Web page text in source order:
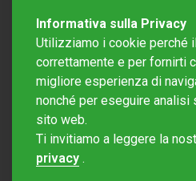
Editore
Informativa sulla Privacy
Utilizziamo i cookie perché
correttamente e per fornirti
migliore esperienza di
nonché per eseguire
sito web.
Ti invitiamo a leggere la
privacy .